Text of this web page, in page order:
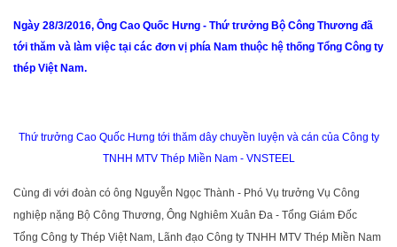
Ngày 28/3/2016, Ông Cao Quốc Hưng - Thứ trưởng Bộ Công Thương đã
tới thăm và làm việc tại các đơn vị phía Nam thuộc hệ thống Tổng Công ty
thép Việt Nam.
Thứ trưởng Cao Quốc Hưng tới thăm dây chuyền luyện và cán của Công ty
TNHH MTV Thép Miền Nam - VNSTEEL
Cùng đi với đoàn có ông Nguyễn Ngọc Thành - Phó Vụ trưởng Vụ Công
nghiệp nặng Bộ Công Thương, Ông Nghiêm Xuân Đa - Tổng Giám Đốc
Tổng Công ty Thép Việt Nam, Lãnh đạo Công ty TNHH MTV Thép Miền Nam